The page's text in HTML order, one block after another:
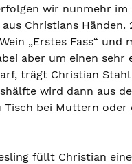
wir nunmehr
Christians Händen.
„Erstes Fass“
aber um einen
trägt Christian
wird dann aus
Tisch bei Muttern
füllt Christian